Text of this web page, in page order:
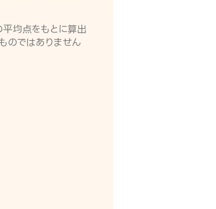
均点をもとに算出
のではありません